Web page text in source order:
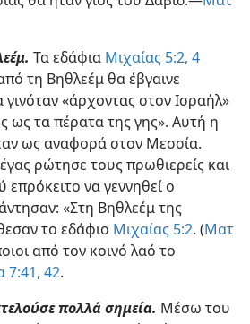
Τα εδάφια Μιχαίας 5:2, 4
τη Βηθλεέμ θα έβγαινε
«άρχοντας στον Ισραήλ»
ως τα πέρατα της γης». Αυτή η
ως αναφορά στον Μεσσία.
ρώτησε τους πρωθιερείς και
επρόκειτο να γεννηθεί ο
«Στη Βηθλεέμ της
το εδάφιο Μιχαίας 5:2. (Ματ
από τον κοινό λαό το
7:41, 42.
πολλά σημεία. Μέσω του